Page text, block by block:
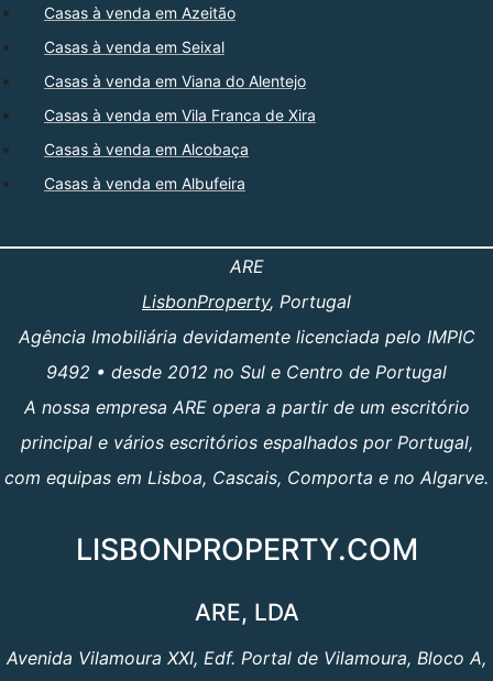
Casas à venda em Azeitão
Casas à venda em Seixal
Casas à venda em Viana do Alentejo
Casas à venda em Vila Franca de Xira
Casas à venda em Alcobaça
Casas à venda em Albufeira
ARE
LisbonProperty, Portugal
Agência Imobiliária devidamente licenciada pelo IMPIC
9492 • desde 2012 no Sul e Centro de Portugal
A nossa empresa ARE opera a partir de um escritório
principal e vários escritórios espalhados por Portugal,
com equipas em Lisboa, Cascais, Comporta e no Algarve.
LISBONPROPERTY.COM
ARE, LDA
Avenida Vilamoura XXI, Edf. Portal de Vilamoura, Bloco A,